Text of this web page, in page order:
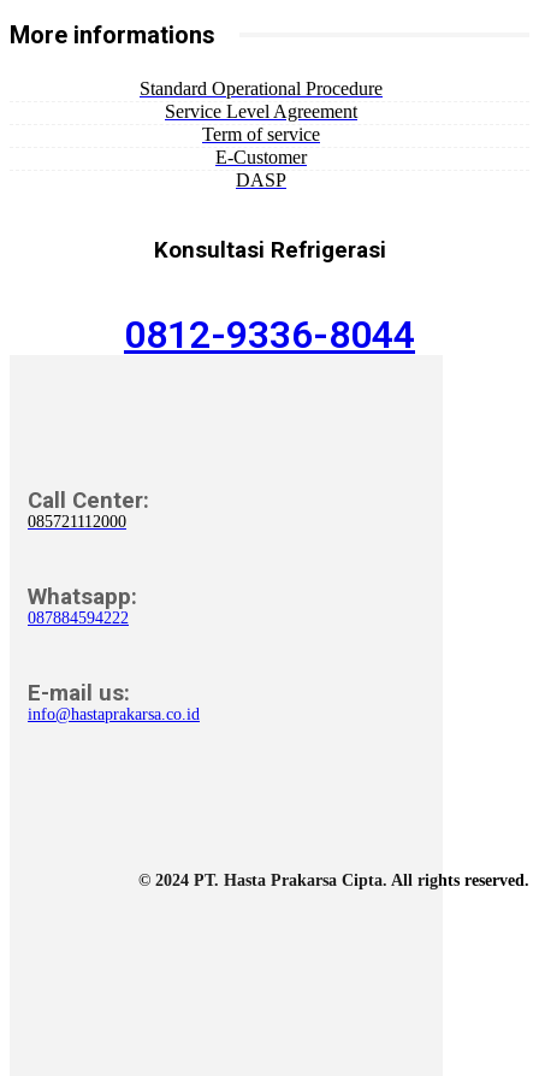
More informations
Standard Operational Procedure
Service Level Agreement
Term of service
E-Customer
DASP
Konsultasi Refrigerasi
0812-9336-8044
Call Center:
085721112000
Whatsapp:
087884594222
E-mail us:
info@hastaprakarsa.co.id
© 2024 PT. Hasta Prakarsa Cipta. All rights reserved.